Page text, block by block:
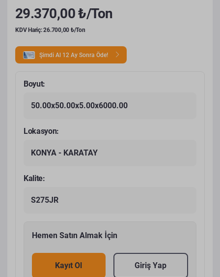
29.370,00 ₺/Ton
KDV Hariç: 26.700,00 ₺/Ton
Şimdi Al 12 Ay Sonra Öde!
Boyut:
50.00x50.00x5.00x6000.00
Lokasyon:
KONYA - KARATAY
Kalite:
S275JR
Hemen Satın Almak İçin
Kayıt Ol Giriş Yap